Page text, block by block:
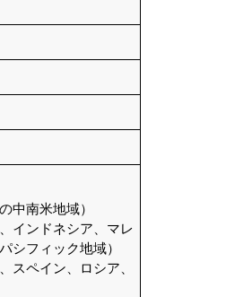
中南米地域）
インドネシア、マレ
シフィック地域）
スペイン、ロシア、